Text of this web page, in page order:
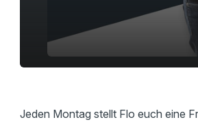
Jeden Montag stellt Flo euch eine